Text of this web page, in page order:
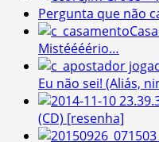
Pergunta que não
Mistéééério…
Eu não sei! (Aliás,
(CD) [resenha]